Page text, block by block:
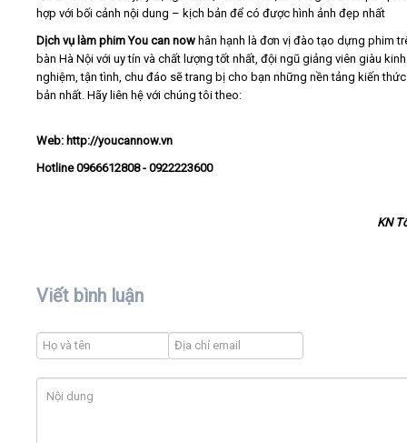
hợp với bối cảnh nội dung – kịch bản để có được hình ảnh đẹp nhất
Dịch vụ làm phim You can now hân hạnh là đơn vị đào tạo dựng phim
bàn Hà Nội với uy tín và chất lượng tốt nhất, đội ngũ giảng viên giàu kinh
nghiệm, tận tình, chu đáo sẽ trang bị cho bạn những nền tảng kiến
bản nhất. Hãy liên hệ với chúng tôi theo:
Web: http://youcannow.vn
Hotline 0966612808 - 0922223600
KN
Viết bình luận